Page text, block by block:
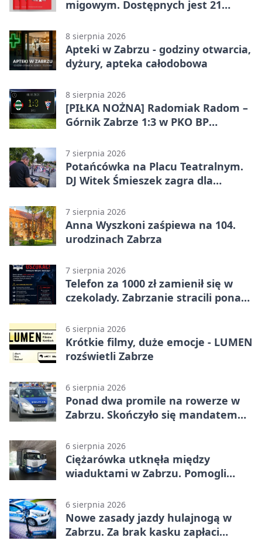
migowym. Dostępnych jest 21
8 sierpnia 2026
Apteki w Zabrzu - godziny otwarcia,
dyżury, apteka całodobowa
8 sierpnia 2026
[PIŁKA NOŻNA] Radomiak Radom –
Górnik Zabrze 1:3 w PKO BP
Federico dał zabrzanom zwycięstwo
7 sierpnia 2026
Potańcówka na Placu Teatralnym.
DJ Witek Śmieszek zagra dla
7 sierpnia 2026
Anna Wyszkoni zaśpiewa na 104.
urodzinach Zabrza
7 sierpnia 2026
Telefon za 1000 zł zamienił się w
czekolady. Zabrzanie stracili ponad
6 sierpnia 2026
Krótkie filmy, duże emocje - LUMEN
rozświetli Zabrze
6 sierpnia 2026
Ponad dwa promile na rowerze w
Zabrzu. Skończyło się mandatem
6 sierpnia 2026
Ciężarówka utknęła między
wiaduktami w Zabrzu. Pomogli
6 sierpnia 2026
Nowe zasady jazdy hulajnogą w
Zabrzu. Za brak kasku zapłaci